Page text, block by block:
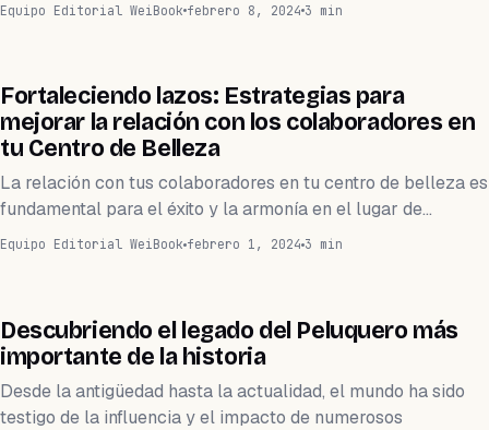
Equipo Editorial WeiBook febrero 8, 2024 3 min
CRECE
Fortaleciendo lazos: Estrategias para
mejorar la relación con los colaboradores en
tu Centro de Belleza
La relación con tus colaboradores en tu centro de belleza es
fundamental para el éxito y la armonía en el lugar de…
Equipo Editorial WeiBook febrero 1, 2024 3 min
SALÓN DE BELLEZA
Descubriendo el legado del Peluquero más
importante de la historia
Desde la antigüedad hasta la actualidad, el mundo ha sido
testigo de la influencia y el impacto de numerosos